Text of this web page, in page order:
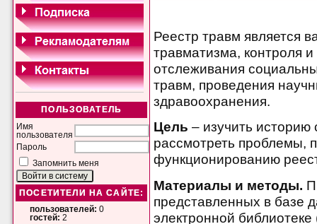
ПОЛЬЗОВАТЕЛЬ
Имя
пользователя
Пароль
Запомнить меня
ПОСЕТИТЕЛИ НА САЙТЕ:
пользователей: 0
гостей: 2
Реестр травм является
травматизма, контроля
отслеживания
травм, проведения
здравоохранения.
Цель – изучить
рассмотреть проблемы,
функционированию
Материалы и методы.
представленных в базе
электронной